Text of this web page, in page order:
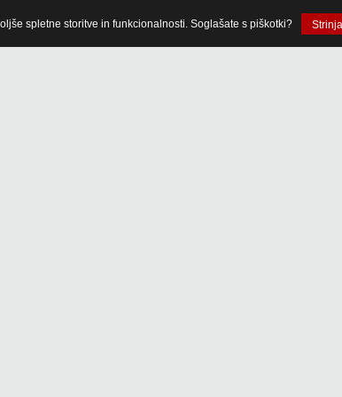
spletne storitve in funkcionalnosti. Soglašate s piškotki?